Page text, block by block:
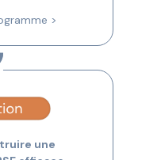
>
une